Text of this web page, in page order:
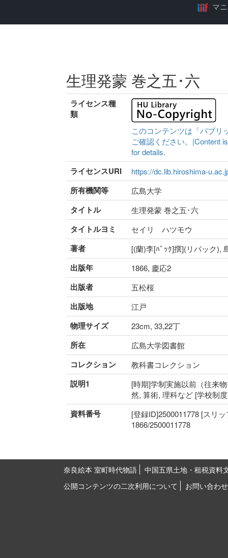
マ
生理発蒙 巻之五･六
ライセンス種
類
このコンテンツは「パブリ
ご確認ください。|Content
for details.
ライセンスURI https://dc.lib.hiroshima-
所有機関等 広島大学
タイトル 生理発蒙 巻之五･六
タイトルヨミ セイリ ハツモウ
著者 [(蘭)李[ﾊﾞｯｸ]撰](リバック
出版年 1866, 慶応2
出版者 五松桜
出版地 江戸
物理サイズ 23cm, 33,22丁
所在 広島大学図書館
コレクション 教科書コレクション
説明1
[時期]学制実施以前（往来
然, 算術, 理科など [学校制
資料番号
[登録ID]2500011778 [スリ
1866/2500011778
奈良絵本 室町時代物語
中国五県土地・租税資料
公開コンテンツの二次利用について
お問い合わせ